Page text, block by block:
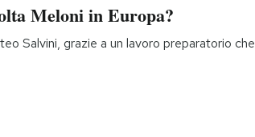
Meloni in Europa?
Salvini, grazie a un lavoro preparatorio che